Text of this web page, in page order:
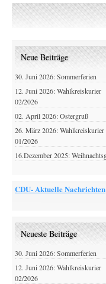
Neue Beiträge
30. Juni 2026: Sommerferien
12. Juni 2026: Wahlkreiskurier
02/2026
02. April 2026: Ostergruß
26. März 2026: Wahlkreiskurier
01/2026
16.Dezember 2025:
CDU- Aktuelle Nachrichten
Neueste Beiträge
30. Juni 2026: Sommerferien
12. Juni 2026: Wahlkreiskurier
02/2026